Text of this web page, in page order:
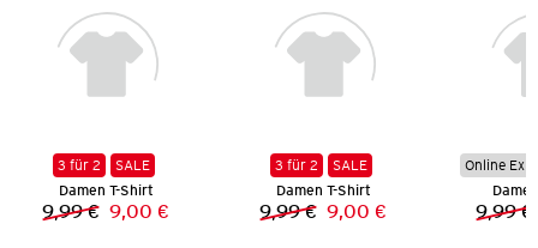
3 für 2
SALE
Damen T-Shirt
Vorheriger Preis:
9,99 € Neuer Preis:
9,00 €
3 für 2
SALE
Damen T-Shirt
Vorheriger Preis:
9,99 € Neuer Preis:
9,00 €
Online
9,99 €